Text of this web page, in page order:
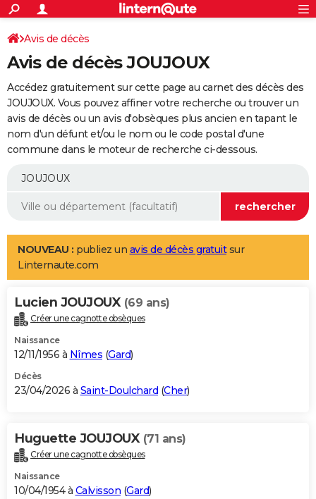
ACTUALITÉS
Politique
Société
Faits Divers
Education
Monde
Villes
+
SPORT
Coupe du monde 2026
Football
Tennis
Cyclisme
Rugby
Forum
Programme TV
TNT
Streaming
Cinéma
Sorties cinéma
Musique
+
FINANCE
Retraite
Epargne
Immobilier
Risques naturels par ville
Banque
Assurance
AUTO
Essais
Réserver un essai
Citadines
Berlines
SUV
Forum auto
+
Mobiles
Meilleur smartphone
Internet
Ordinateurs
Jeux vidéo
Guide high-tech
Aménagement intérieur
LIFESTYLE
Art de vivre
Bien-être
Loisirs
Mode
Modes de vie
Alimentation
Guide de la santé
Maladies
Médicaments
Sommeil
VOYAGE
Destinations
City break
Voyage nature
Voyage de noces
Forum
Climat
+PHOTO
GUIDES D'ACHAT
BONS PLANS
Carte de Noël
Carte Bonne année
Carte Saint-Valentin
Carte Pâques
Carte d'anniversaire
DICTIONNAIRE
Dictionnaire
Biographies
Citations
Expressions
Proverbes
PROGRAMME TV
Avis de décès
Avis de décès JOUJOUX
Accédez gratuitement sur cette page au carnet des décès des
JOUJOUX. Vous pouvez affiner votre recherche ou trouver un
avis de décès ou un avis d'obsèques plus ancien en tapant le
nom d'un défunt et/ou le nom ou le code postal d'une
commune dans le moteur de recherche ci-dessous.
NOUVEAU : publiez un avis de décès gratuitsur
Linternaute.com
Lucien JOUJOUX (69 ans)
Créer une cagnotte obsèques
Naissance
12/11/1956 à Nîmes (Gard)
Décès
23/04/2026 à Saint-Doulchard (Cher)
Huguette JOUJOUX (71 ans)
Créer une cagnotte obsèques
Naissance
10/04/1954 à Calvisson (Gard)